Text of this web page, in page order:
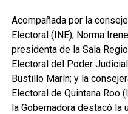
Acompañada por la
Electoral (INE), Norma
presidenta de la Sala
Electoral del Poder
Bustillo Marín; y la
Electoral de Quintana Roo
la Gobernadora destacó la